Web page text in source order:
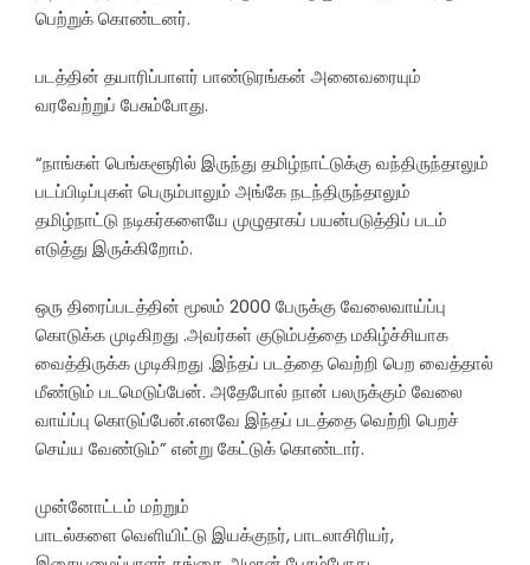
பெற்றுக் கொண்டனர்.
படத்தின் தயாரிப்பாளர் பாண்டுரங்கன் அனைவரையும்
வரவேற்றுப் பேசும்போது.
“நாங்கள் பெங்களூரில் இருந்து தமிழ்நாட்டுக்கு வந்திருந்தாலும்
படப்பிடிப்புகள் பெரும்பாலும் அங்கே நடந்திருந்தாலும்
தமிழ்நாட்டு நடிகர்களையே முழுதாகப் பயன்படுத்திப் படம்
எடுத்து இருக்கிறோம்.
ஒரு திரைப்படத்தின் மூலம் 2000 பேருக்கு வேலைவாய்ப்பு
கொடுக்க முடிகிறது .அவர்கள் குடும்பத்தை மகிழ்ச்சியாக
வைத்திருக்க முடிகிறது .இந்தப் படத்தை வெற்றி பெற வைத்தால்
மீண்டும் படமெடுப்பேன். அதேபோல் நான் பலருக்கும் வேலை
வாய்ப்பு கொடுப்பேன்.எனவே இந்தப் படத்தை வெற்றி பெறச்
செய்ய வேண்டும்” என்று கேட்டுக் கொண்டார்.
முன்னோட்டம் மற்றும்
பாடல்களை வெளியிட்டு இயக்குநர், பாடலாசிரியர்,